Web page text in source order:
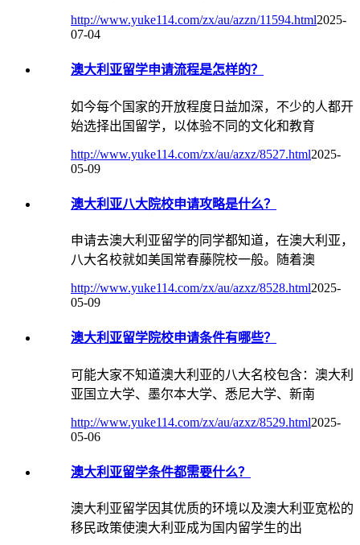
http://www.yuke114.com/zx/au/azzn/11594.html2025-
07-04
澳大利亚留学申请流程是怎样的？
如今每个国家的开放程度日益加深，不少的人都开
始选择出国留学，以体验不同的文化和教育
http://www.yuke114.com/zx/au/azxz/8527.html2025-
05-09
澳大利亚八大院校申请攻略是什么？
申请去澳大利亚留学的同学都知道，在澳大利亚，
八大名校就如美国常春藤院校一般。随着澳
http://www.yuke114.com/zx/au/azxz/8528.html2025-
05-09
澳大利亚留学院校申请条件有哪些？
可能大家不知道澳大利亚的八大名校包含：澳大利
亚国立大学、墨尔本大学、悉尼大学、新南
http://www.yuke114.com/zx/au/azxz/8529.html2025-
05-06
澳大利亚留学条件都需要什么？
澳大利亚留学因其优质的环境以及澳大利亚宽松的
移民政策使澳大利亚成为国内留学生的出